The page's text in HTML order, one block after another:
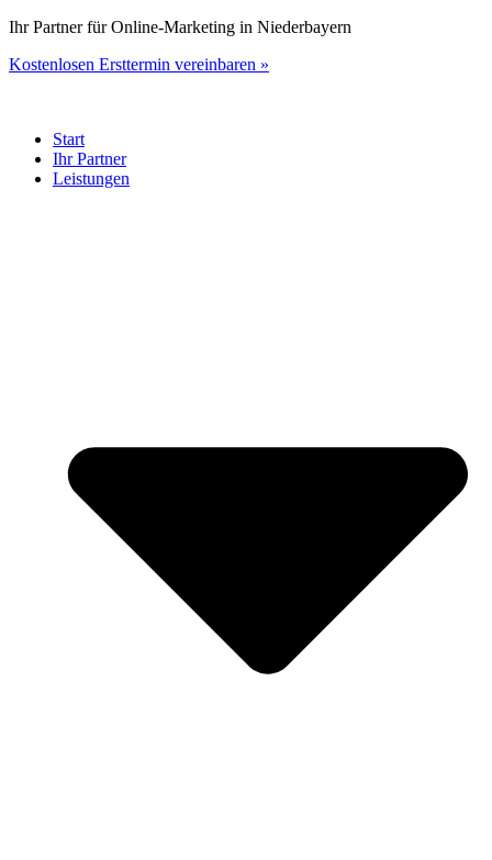
Zum
springen
Ihr Partner für Online-Marketing in Niederbayern
Kostenlosen Ersttermin vereinbaren »
Start
Ihr Partner
Leistungen